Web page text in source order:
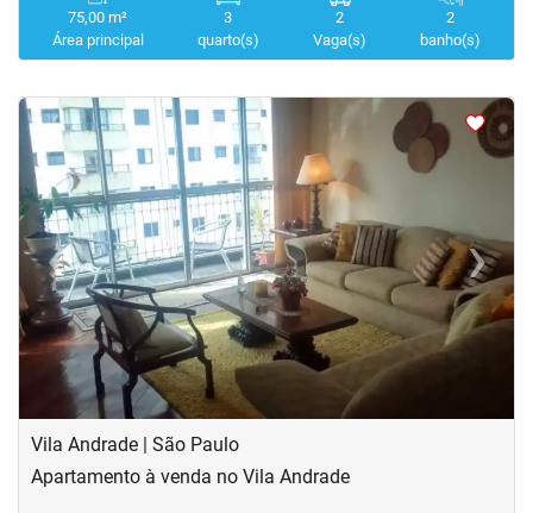
75,00 m²
Área principal
3
quarto(s)
2
Vaga(s)
2
banho(s)
<<<<
‹Previous ›Next
Vila Andrade | São Paulo
Apartamento à venda no Vila Andrade